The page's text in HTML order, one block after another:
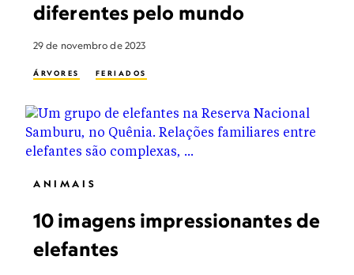
diferentes pelo mundo
29 de novembro de 2023
ÁRVORES FERIADOS
ANIMAIS
10 imagens impressionantes de
elefantes